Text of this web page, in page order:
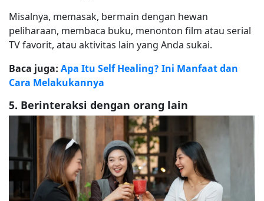
Misalnya, memasak, bermain dengan hewan
peliharaan, membaca buku, menonton film atau serial
TV favorit, atau aktivitas lain yang Anda sukai.
Baca juga: Apa Itu Self Healing? Ini Manfaat dan
Cara Melakukannya
5. Berinteraksi dengan orang lain